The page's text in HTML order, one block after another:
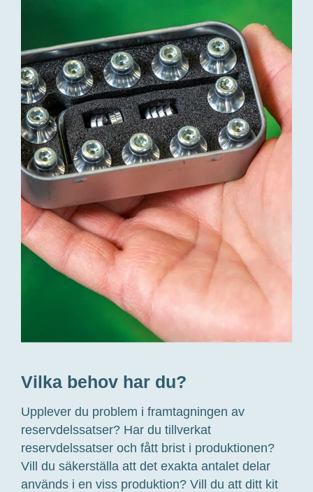
Bufab-
hand-
låda
Vilka behov har du?
Upplever du problem i framtagningen av
reservdelssatser? Har du tillverkat
reservdelssatser och fått brist i produktionen?
Vill du säkerställa att det exakta antalet delar
används i en viss produktion? Vill du att ditt kit